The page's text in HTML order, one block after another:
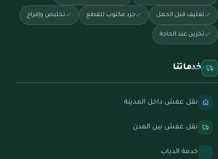
تغليف قبل الحمل جرد مكتوب للقطع تخليص وإفراج
تخزين عند الحاجة
خدماتنا
نقل عفش داخل المدينة
نقل عفش بين المدن
خدمة الدباب